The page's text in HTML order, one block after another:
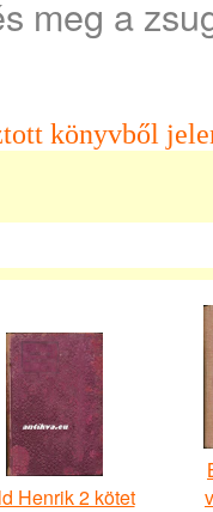
meg a
könyvből
Henrik 2 kötet